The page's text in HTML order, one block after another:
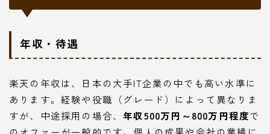
年収・待遇
楽天の年収は、日本の大手IT企業の中でも高い水準に
あります。経験や役職（グレード）によって異なりま
すが、中途採用の場合、年収500万円～800万円程度で